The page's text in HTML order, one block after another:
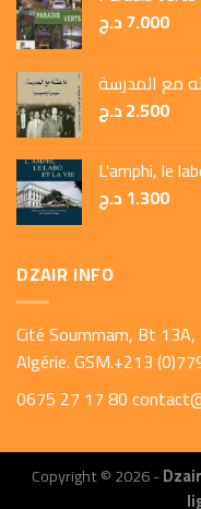
7.000د.ج
مع المدرسة
2.500د.ج
L'amphi, le
1.300د.ج
DZAIR INFO
Cité Soummam, Bt
Algérie. GSM.+213
0675 27 17 80
Copyright © 2026 -